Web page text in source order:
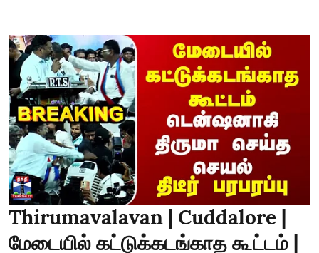
Thirumavalavan | Cuddalore |
மேடையில் கட்டுக்கடங்காத கூட்டம் |